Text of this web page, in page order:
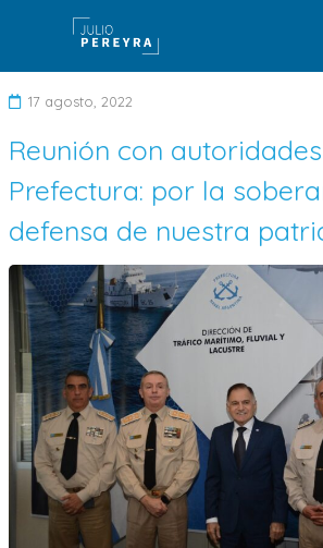
17 agosto, 2022
e
j
m
Reunión con
Prefectura: por la
defensa de nuestra